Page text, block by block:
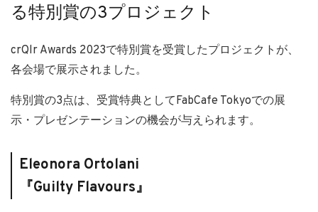
る特別賞の3プロジェクト
crQlr Awards 2023で特別賞を受賞したプロジェクトが、
各会場で展示されました。
特別賞の3点は、受賞特典としてFabCafe Tokyoでの展
示・プレゼンテーションの機会が与えられます。
Eleonora Ortolani
『Guilty Flavours』